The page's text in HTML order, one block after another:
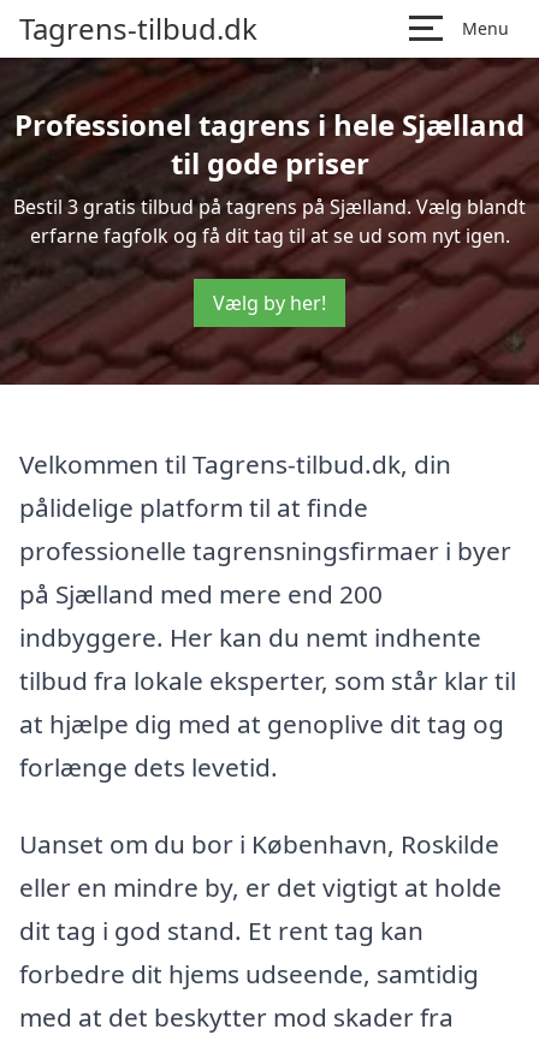
Tagrens-tilbud.dk Menu
Professionel tagrens i hele Sjælland
til gode priser
Bestil 3 gratis tilbud på tagrens på Sjælland. Vælg blandt
erfarne fagfolk og få dit tag til at se ud som nyt igen.
Vælg by her!
Velkommen til Tagrens-tilbud.dk, din
pålidelige platform til at finde
professionelle tagrensningsfirmaer i byer
på Sjælland med mere end 200
indbyggere. Her kan du nemt indhente
tilbud fra lokale eksperter, som står klar til
at hjælpe dig med at genoplive dit tag og
forlænge dets levetid.
Uanset om du bor i København, Roskilde
eller en mindre by, er det vigtigt at holde
dit tag i god stand. Et rent tag kan
forbedre dit hjems udseende, samtidig
med at det beskytter mod skader fra